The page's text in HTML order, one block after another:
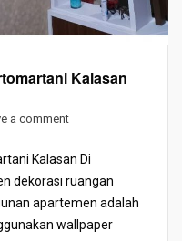
Kalasan
a comment
Kalasan Di
dekorasi ruangan
apartemen adalah
wallpaper